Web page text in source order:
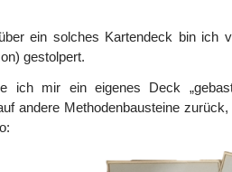
ein solches Kartendeck bin ich
gestolpert.
ich mir ein eigenes Deck
andere Methodenbausteine